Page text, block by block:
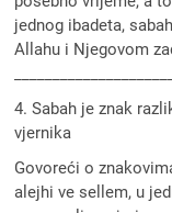
jednog ibadeta,
Allahu i Njegovom
4. Sabah je znak
vjernika
Govoreći o
alejhi ve sellem, u